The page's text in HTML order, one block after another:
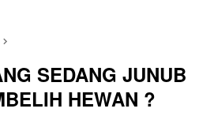
SEDANG JUNUB
HEWAN ?